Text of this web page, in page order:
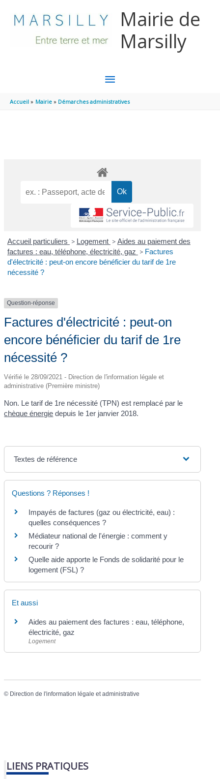
Mairie de
Marsilly
MENU
PRINCIPAL
Accueil Mairie Démarches administratives
Accueil particuliers > Logement > Aides au paiement des
factures : eau, téléphone, électricité, gaz > Factures
d'électricité : peut-on encore bénéficier du tarif de 1re
nécessité ?
Question-réponse
Factures d'électricité : peut-on
encore bénéficier du tarif de 1re
nécessité ?
Vérifié le 28/09/2021 - Direction de l'information légale et
administrative (Première ministre)
Non. Le tarif de 1re nécessité (TPN) est remplacé par le
chèque énergie depuis le 1er janvier 2018.
Textes de référence
Questions ? Réponses !
Impayés de factures (gaz ou électricité, eau) :
quelles conséquences ?
Médiateur national de l'énergie : comment y
recourir ?
Quelle aide apporte le Fonds de solidarité pour le
logement (FSL) ?
Et aussi
Aides au paiement des factures : eau, téléphone,
électricité, gaz
Logement
© Direction de l'information légale et administrative
LIENS PRATIQUES